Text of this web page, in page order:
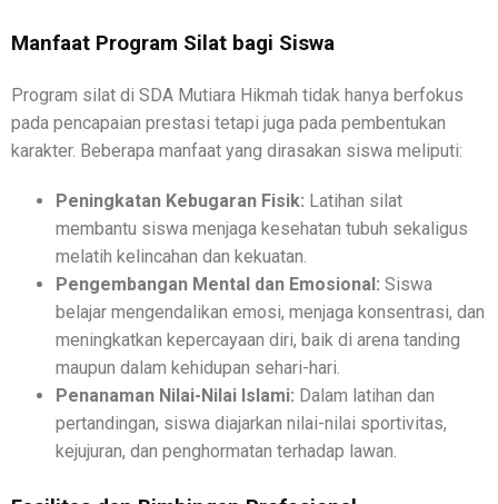
Manfaat Program Silat bagi Siswa
Program silat di SDA Mutiara Hikmah tidak hanya berfokus
pada pencapaian prestasi tetapi juga pada pembentukan
karakter. Beberapa manfaat yang dirasakan siswa meliputi:
Peningkatan Kebugaran Fisik: Latihan silat
membantu siswa menjaga kesehatan tubuh sekaligus
melatih kelincahan dan kekuatan.
Pengembangan Mental dan Emosional: Siswa
belajar mengendalikan emosi, menjaga konsentrasi, dan
meningkatkan kepercayaan diri, baik di arena tanding
maupun dalam kehidupan sehari-hari.
Penanaman Nilai-Nilai Islami: Dalam latihan dan
pertandingan, siswa diajarkan nilai-nilai sportivitas,
kejujuran, dan penghormatan terhadap lawan.